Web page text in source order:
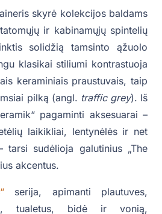
skyrė kolekcijos baldams
ir kabinamųjų spintelių
solidžią tamsinto ąžuolo
klasikai stiliumi kontrastuoja
keraminiais praustuvais, taip
pilką (angl. traffic grey). Iš
pagaminti aksesuarai –
laikikliai, lentynėlės ir net
tarsi sudėlioja galutinius „The
akcentus.
serija, apimanti plautuves,
tualetus, bidė ir vonią,